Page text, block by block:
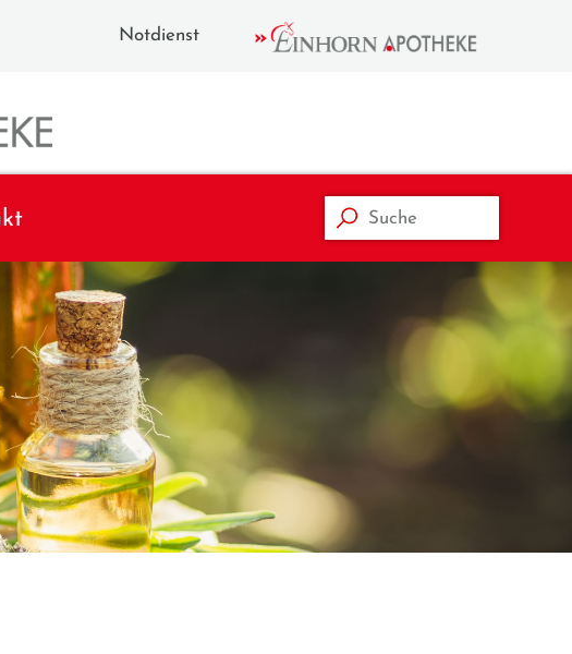
Notdienst